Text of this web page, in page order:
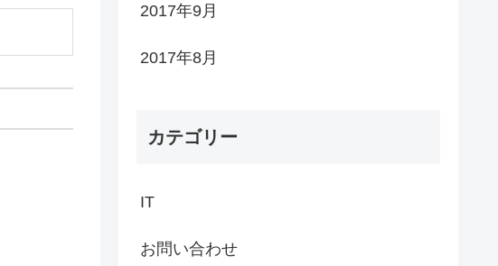
2017年9月
2017年8月
カテゴリー
IT
お問い合わせ